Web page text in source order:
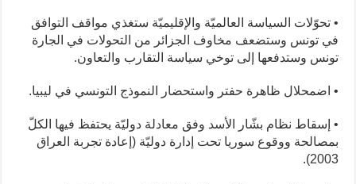
• تحوّلات السياسة العالميّة والإقليميّة ستغذي مواقف التوافق
في تونس وستضعف مخاوف الجزائر من التحولات في الجارة
تونس وستدفعها إلى توخي سياسة التقارب والتعاون.
• اضمحلال ظاهرة حفتر واستحضار النموذج التونسي في ليبيا.
• إسقاط نظام بشّار الأسد وفق معادلة دوليّة يحتفظ فيها الكلّ
بمصالحة ووقوع سوريا تحت إدارة دوليّة (إعادة تجربة العراق
2003).